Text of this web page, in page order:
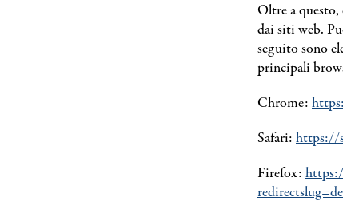
Oltre a
dai siti web.
seguito sono
principali
Chrome:
Safari: https://
Firefox: